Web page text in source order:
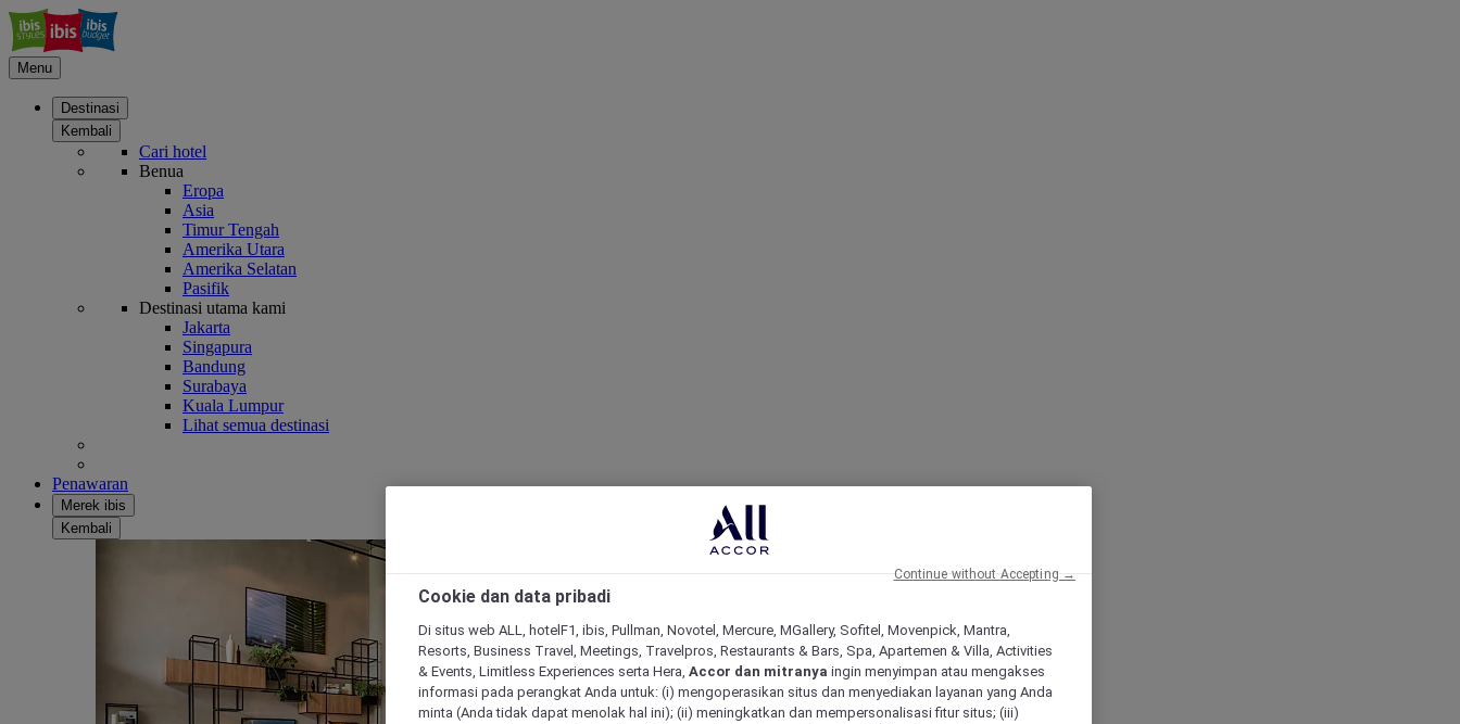
Menu
Destinasi
Kembali
Cari hotel
Benua
Eropa
Asia
Timur Tengah
Amerika Utara
Amerika Selatan
Pasifik
Destinasi utama kami
Jakarta
Singapura
Bandung
Surabaya
Kuala Lumpur
Lihat semua destinasi
Penawaran
Merek ibis
Kembali
Cookie dan data pribadi
Di situs web ALL, hotelF1, ibis, Pullman, Novotel, Mercure, MGallery, Sofitel, Movenpick, Mantra,
Resorts, Business Travel, Meetings, Travelpros, Restaurants & Bars, Spa, Apartemen & Villa, Activities
& Events, Limitless Experiences serta Hera, Accor dan mitranya ingin menyimpan atau mengakses
informasi pada perangkat Anda untuk: (i) mengoperasikan situs dan menyediakan layanan yang Anda
minta (Anda tidak dapat menolak hal ini); (ii) meningkatkan dan mempersonalisasi fitur situs; (iii)
Continue without Accepting →